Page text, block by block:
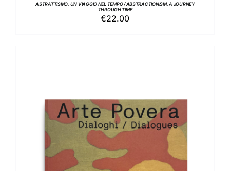
ASTRATTISMO. UN VIAGGIO NEL TEMPO / ABSTRACTIONISM. A JOURNEY
THROUGH TIME
€22.00